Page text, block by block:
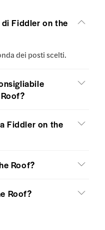
Fiddler on the
dei posti scelti.
Fiddler on the
Roof?
Roof?